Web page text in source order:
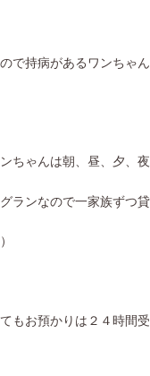
で持病があるワンちゃ
ちゃんは朝、昼、夕、
ランなので一家族ずつ
もお預かりは２４時間受